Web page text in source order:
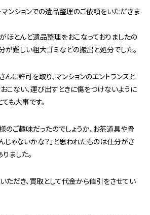
ンションでの遺品整理のご依頼をいただきま
ほとんど遺品整理をおこなっておりましたの
が難しい粗大ゴミなどの搬出と処分でした。
んに許可を取り、マンションのエントランスと
こない、運び出すときに傷をつけないように
も大事です。
のご趣味だったのでしょうか、お茶道具や骨
じゃないかな？」と思われたものは仕分がさ
ました。
ただき、買取として代金から値引をさせてい